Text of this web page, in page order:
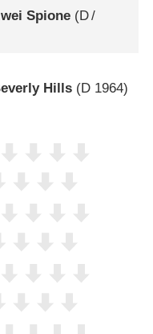
Spione (D/
Hills (D 1964)